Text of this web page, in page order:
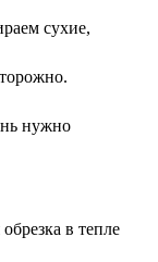
сухие,
нужно
в тепле